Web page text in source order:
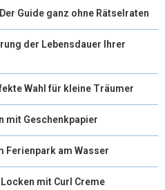
Guide ganz ohne Rätselraten
der Lebensdauer Ihrer
Wahl für kleine Träumer
mit Geschenkpapier
Ferienpark am Wasser
mit Curl Creme